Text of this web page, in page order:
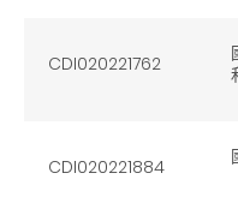
CDI020221762
CDI020221884